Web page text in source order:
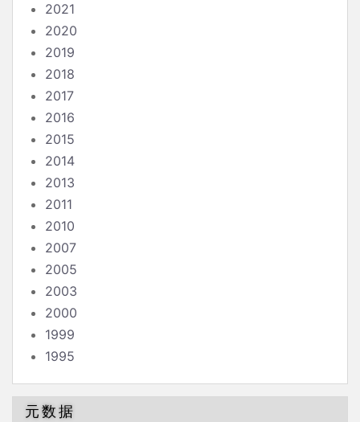
2021
2020
2019
2018
2017
2016
2015
2014
2013
2011
2010
2007
2005
2003
2000
1999
1995
元数据